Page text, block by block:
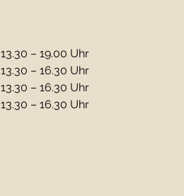
13.30 – 19.00 Uhr
13.30 – 16.30 Uhr
13.30 – 16.30 Uhr
13.30 – 16.30 Uhr